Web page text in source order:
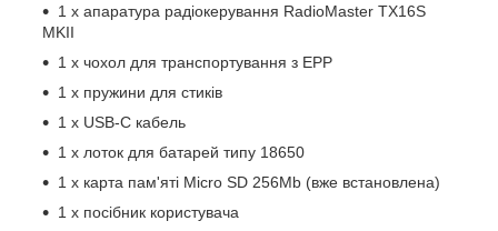
1 x апаратура радіокерування RadioMaster TX16S
MKII
1 x чохол для транспортування з EPP
1 x пружини для стиків
1 x USB-C кабель
1 x лоток для батарей типу 18650
1 х карта пам'яті Micro SD 256Mb (вже встановлена)
1 х посібник користувача